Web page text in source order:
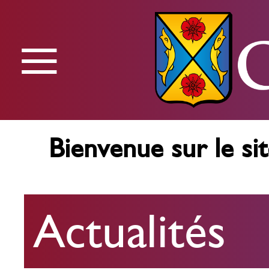
Menu
Actualités
Agenda
≡
Bienvenue sur le
Actualités